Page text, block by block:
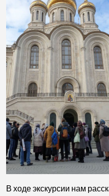
В ходе экскурсии нам